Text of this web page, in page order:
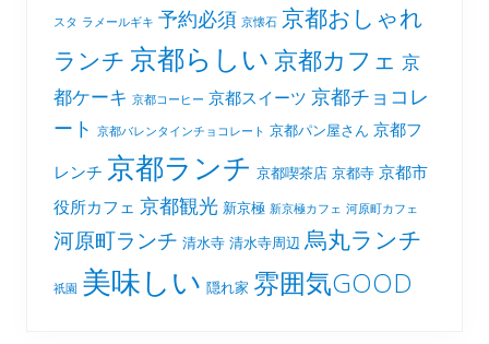
スタ ラメールギキ 予約必須 京懐石 京都おしゃれ
ランチ 京都らしい 京都カフェ 京
都ケーキ 京都コーヒー 京都スイーツ 京都チョコレ
ート 京都バレンタインチョコレート 京都パン屋さん 京都フ
レンチ 京都ランチ 京都喫茶店 京都寺 京都市
役所カフェ 京都観光 新京極 新京極カフェ 河原町カフェ
河原町ランチ 清水寺 清水寺周辺 烏丸ランチ
祇園 美味しい 隠れ家 雰囲気GOOD